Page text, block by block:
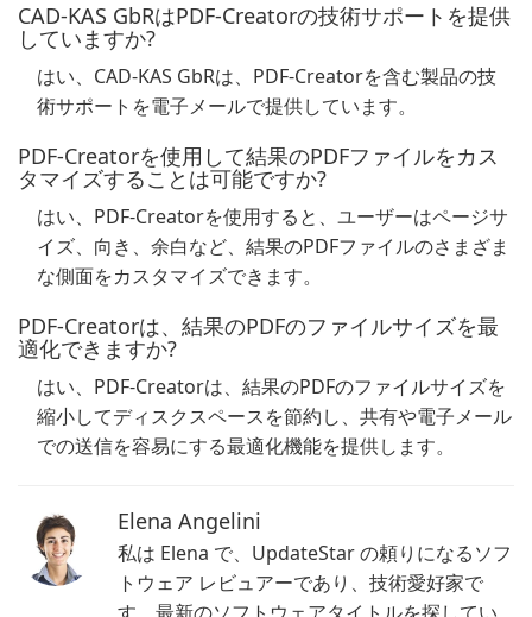
CAD-KAS GbRはPDF-Creatorの技術サポートを提供
していますか?
はい、CAD-KAS GbRは、PDF-Creatorを含む製品の技
術サポートを電子メールで提供しています。
PDF-Creatorを使用して結果のPDFファイルをカス
タマイズすることは可能ですか?
はい、PDF-Creatorを使用すると、ユーザーはページサ
イズ、向き、余白など、結果のPDFファイルのさまざま
な側面をカスタマイズできます。
PDF-Creatorは、結果のPDFのファイルサイズを最
適化できますか?
はい、PDF-Creatorは、結果のPDFのファイルサイズを
縮小してディスクスペースを節約し、共有や電子メール
での送信を容易にする最適化機能を提供します。
Elena Angelini
私は Elena で、UpdateStar の頼りになるソフ
トウェア レビュアーであり、技術愛好家で